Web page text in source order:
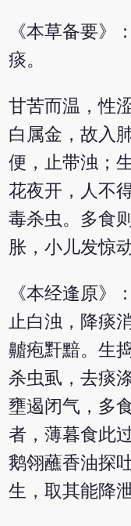
《本草备要》
痰。
甘苦而温，性
白属金，故入
便，止带浊；
花夜开，人不
毒杀虫。多食
胀，小儿发惊
《本经逢原》
止白浊，降痰
齇疱䵟黯。生
杀虫虱，去痰
壅遏闭气，多
者，薄暮食此
鹅翎蘸香油探
生，取其能降泄